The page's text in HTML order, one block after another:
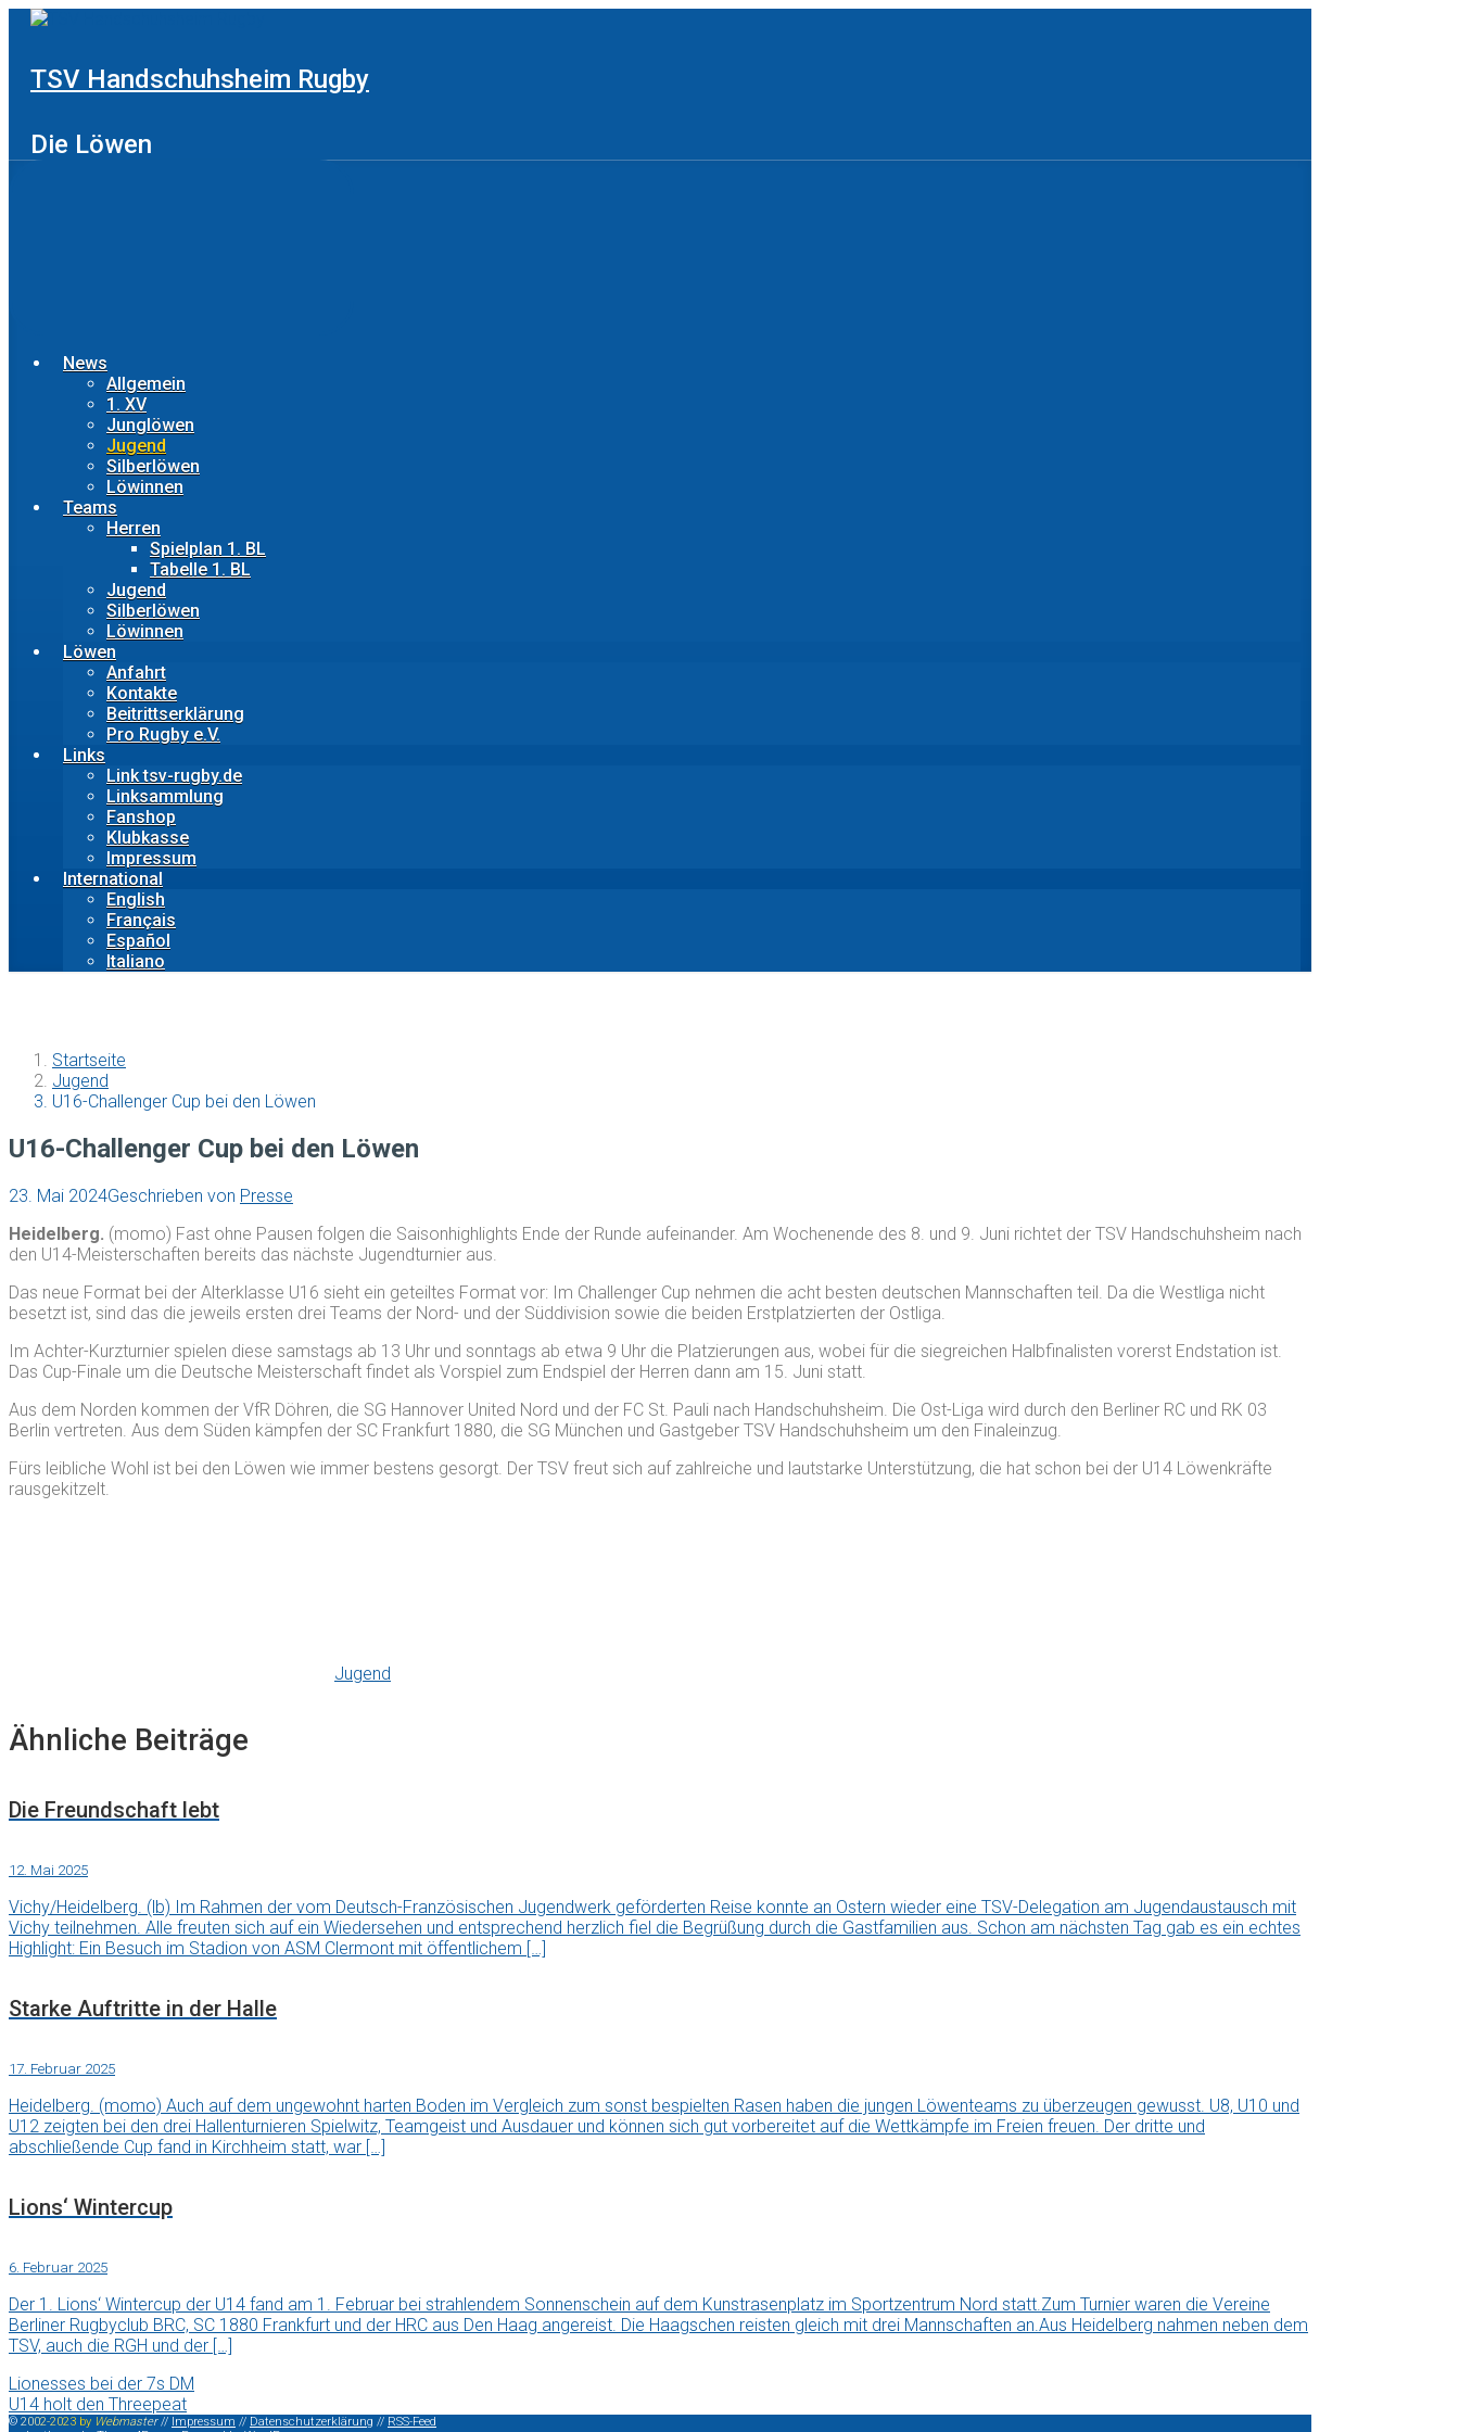
Zum
TSV Handschuhsheim Rugby
Die Löwen
News
Allgemein
1. XV
Junglöwen
Jugend
Silberlöwen
Löwinnen
Teams
Herren
Spielplan 1. BL
Tabelle 1. BL
Jugend
Silberlöwen
Löwinnen
Löwen
Anfahrt
Kontakte
Beitrittserklärung
Pro Rugby e.V.
Links
Link tsv-rugby.de
Linksammlung
Fanshop
Klubkasse
Impressum
International
English
Français
Español
Italiano
Startseite
Jugend
U16-Challenger Cup bei den Löwen
U16-Challenger Cup bei den Löwen
23. Mai 2024Geschrieben von Presse
Heidelberg. (momo) Fast ohne Pausen folgen die Saisonhighlights Ende der Runde aufeinander. Am Wochenende des 8. und 9. Juni richtet der TSV Handschuhsheim nach
den U14-Meisterschaften bereits das nächste Jugendturnier aus.
Das neue Format bei der Alterklasse U16 sieht ein geteiltes Format vor: Im Challenger Cup nehmen die acht besten deutschen Mannschaften teil. Da die Westliga nicht
besetzt ist, sind das die jeweils ersten drei Teams der Nord- und der Süddivision sowie die beiden Erstplatzierten der Ostliga.
Im Achter-Kurzturnier spielen diese samstags ab 13 Uhr und sonntags ab etwa 9 Uhr die Platzierungen aus, wobei für die siegreichen Halbfinalisten vorerst Endstation ist.
Das Cup-Finale um die Deutsche Meisterschaft findet als Vorspiel zum Endspiel der Herren dann am 15. Juni statt.
Aus dem Norden kommen der VfR Döhren, die SG Hannover United Nord und der FC St. Pauli nach Handschuhsheim. Die Ost-Liga wird durch den Berliner RC und RK 03
Berlin vertreten. Aus dem Süden kämpfen der SC Frankfurt 1880, die SG München und Gastgeber TSV Handschuhsheim um den Finaleinzug.
Fürs leibliche Wohl ist bei den Löwen wie immer bestens gesorgt. Der TSV freut sich auf zahlreiche und lautstarke Unterstützung, die hat schon bei der U14 Löwenkräfte
rausgekitzelt.
Jugend
Ähnliche Beiträge
Die Freundschaft lebt
12. Mai 2025
Vichy/Heidelberg. (lb) Im Rahmen der vom Deutsch-Französischen Jugendwerk geförderten Reise konnte an Ostern wieder eine TSV-Delegation am Jugendaustausch mit
Vichy teilnehmen. Alle freuten sich auf ein Wiedersehen und entsprechend herzlich fiel die Begrüßung durch die Gastfamilien aus. Schon am nächsten Tag gab es ein echtes
Highlight: Ein Besuch im Stadion von ASM Clermont mit öffentlichem […]
Starke Auftritte in der Halle
17. Februar 2025
Heidelberg. (momo) Auch auf dem ungewohnt harten Boden im Vergleich zum sonst bespielten Rasen haben die jungen Löwenteams zu überzeugen gewusst. U8, U10 und
U12 zeigten bei den drei Hallenturnieren Spielwitz, Teamgeist und Ausdauer und können sich gut vorbereitet auf die Wettkämpfe im Freien freuen. Der dritte und
abschließende Cup fand in Kirchheim statt, war […]
Lions‘ Wintercup
6. Februar 2025
Der 1. Lions‘ Wintercup der U14 fand am 1. Februar bei strahlendem Sonnenschein auf dem Kunstrasenplatz im Sportzentrum Nord statt.Zum Turnier waren die Vereine
Berliner Rugbyclub BRC, SC 1880 Frankfurt und der HRC aus Den Haag angereist. Die Haagschen reisten gleich mit drei Mannschaften an.Aus Heidelberg nahmen neben dem
TSV, auch die RGH und der […]
Lionesses bei der 7s DM
U14 holt den Threepeat
© 2002-2023 by Webmaster// Impressum // Datenschutzerklärung // RSS-Feed